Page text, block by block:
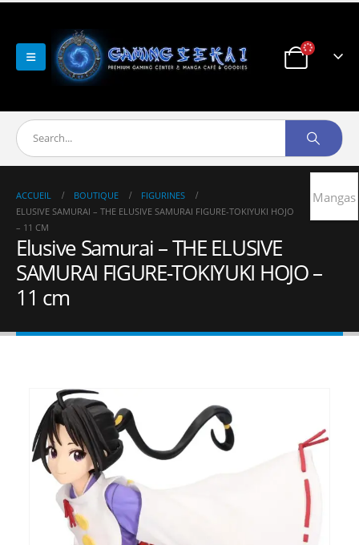
ACCUEIL BOUTIQUE
FIGURINES
ELUSIVE SAMURAI – THE ELUSIVE SAMURAI FIGURE-TOKIYUKI HOJO
– 11 CM
Elusive Samurai – THE ELUSIVE
SAMURAI FIGURE-TOKIYUKI HOJO –
11 cm
Mangas